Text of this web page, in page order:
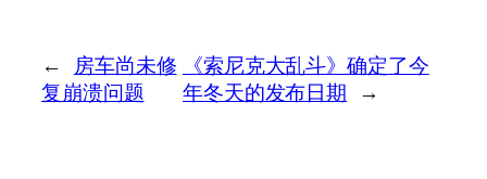
←
房车尚未修
复崩溃问题
《索尼克大乱斗》确定了今
年冬天的发布日期
→